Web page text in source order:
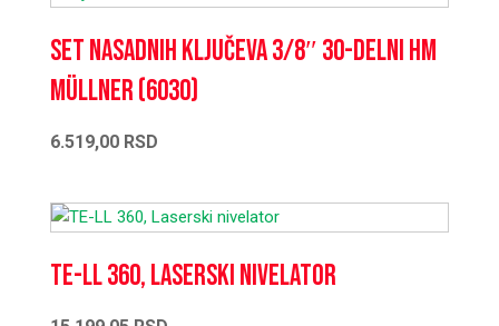
Set nasadnih ključeva 3/8″ 30-delni HM
Müllner (6030)
6.519,00 RSD
TE-LL 360, Laserski nivelator